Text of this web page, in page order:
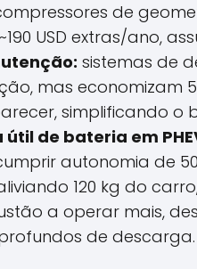
de
USD extras/ano,
sistemas de
mas economizam
simplificando o
útil de bateria em
autonomia de
120 kg do
a operar mais,
de descarga.